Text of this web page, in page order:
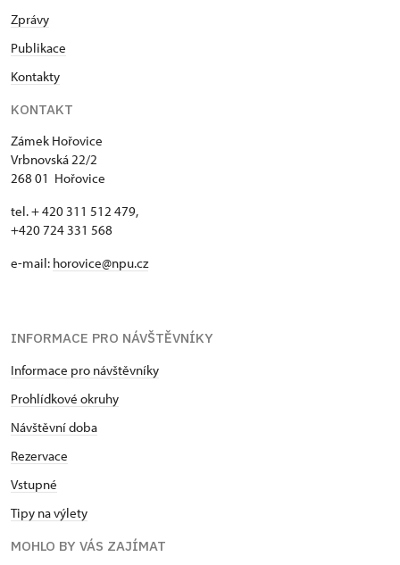
Zprávy
Publikace
Kontakty
KONTAKT
Zámek Hořovice
Vrbnovská 22/2
268 01 Hořovice
tel. + 420 311 512 479,
+420 724 331 568
e-mail: horovice@npu.cz
INFORMACE PRO NÁVŠTĚVNÍKY
Informace pro návštěvníky
Prohlídkové okruhy
Návštěvní doba
Rezervace
Vstupné
Tipy na výlety
MOHLO BY VÁS ZAJÍMAT